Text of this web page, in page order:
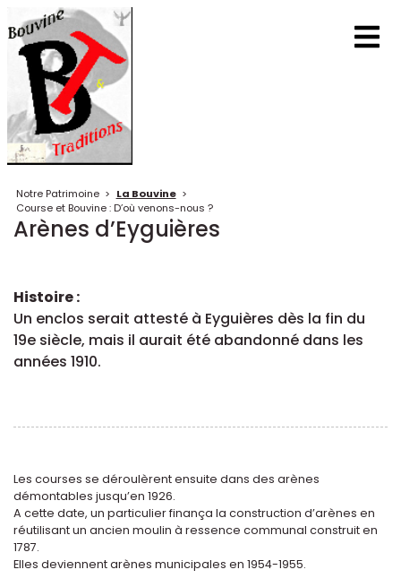
Notre Patrimoine > La Bouvine >
Course et Bouvine : D’où venons-nous ?
Arènes d’Eyguières
Histoire :
Un enclos serait attesté à Eyguières dès la fin du
19e siècle, mais il aurait été abandonné dans les
années 1910.
Les courses se déroulèrent ensuite dans des arènes
démontables jusqu’en 1926.
A cette date, un particulier finança la construction d’arènes en
réutilisant un ancien moulin à ressence communal construit en
1787.
Elles deviennent arènes municipales en 1954-1955.